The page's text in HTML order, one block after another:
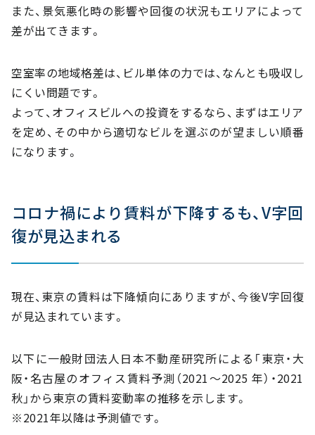
また、景気悪化時の影響や回復の状況もエリアによって
差が出てきます。
空室率の地域格差は、ビル単体の力では、なんとも吸収し
にくい問題です。
よって、オフィスビルへの投資をするなら、まずはエリア
を定め、その中から適切なビルを選ぶのが望ましい順番
になります。
コロナ禍により賃料が下降するも、V字回
復が見込まれる
現在、東京の賃料は下降傾向にありますが、今後V字回復
が見込まれています。
以下に一般財団法人日本不動産研究所による「東京・大
阪・名古屋のオフィス賃料予測（2021～2025 年）・2021
秋」から東京の賃料変動率の推移を示します。
※2021年以降は予測値です。